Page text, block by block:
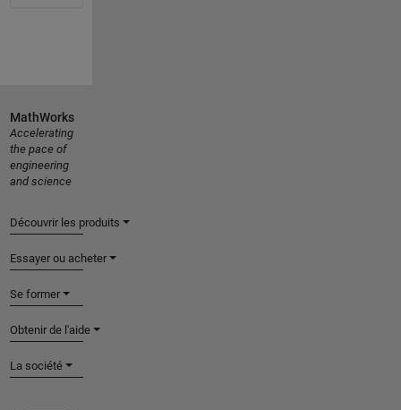
MathWorks
Accelerating
the pace of
engineering
and science
Découvrir les produits
Essayer ou acheter
Se former
Obtenir de l'aide
La société